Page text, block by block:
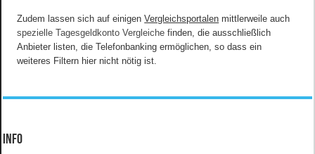
Zudem lassen sich auf einigenVergleichsportalen mittlerweile auch
spezielle Tagesgeldkonto Vergleiche finden, die ausschließlich
Anbieter listen, die Telefonbanking ermöglichen, so dass ein
weiteres Filtern hier nicht nötig ist.
Info